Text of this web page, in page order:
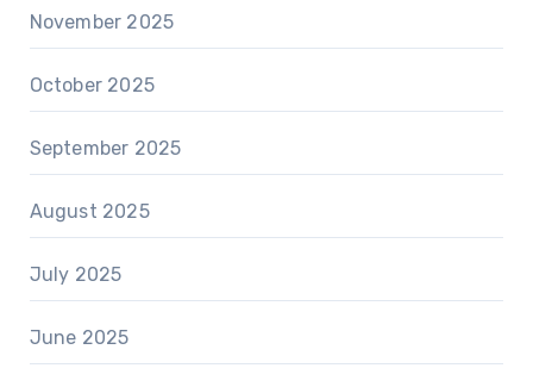
November 2025
October 2025
September 2025
August 2025
July 2025
June 2025